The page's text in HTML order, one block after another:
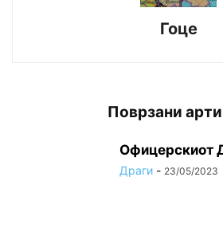
Гоце
Поврзани
Офицерскиот
Драги - 23/05/2023